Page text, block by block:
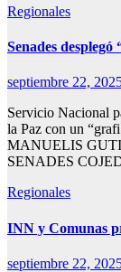
Regionales
Senades
septiembre 22,
Servicio Nacional
la Paz con un
MANUELIS
SENADES
Regionales
INN y Comunas
septiembre 22,